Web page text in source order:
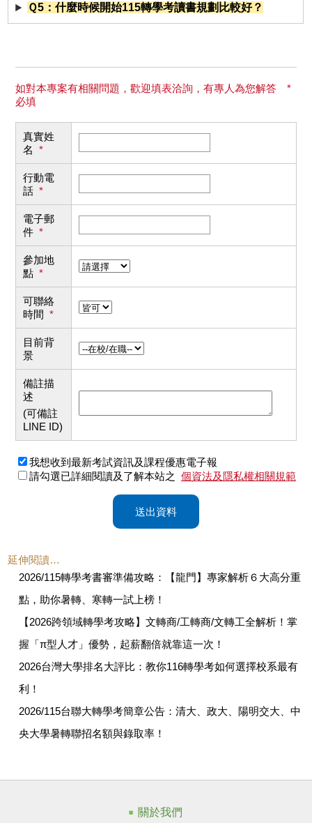
Ｑ5：什麼時候開始115轉學考讀書規劃比較好？
如對本專案有相關問題，歡迎填表洽詢，有專人為您解答 *
必填
真實姓
名 *
行動電
話 *
電子郵
件 *
參加地
點 *
可聯絡
時間 *
目前背
景
備註描
述
(可備註
LINE ID)
我想收到最新考試資訊及課程優惠電子報
請勾選已詳細閱讀及了解本站之 個資法及隱私權相關規範
送出資料
延伸閱讀…
2026/115轉學考書審準備攻略：【龍門】專家解析６大高分重
點，助你暑轉、寒轉一試上榜！
【2026跨領域轉學考攻略】文轉商/工轉商/文轉工全解析！掌
握「π型人才」優勢，起薪翻倍就靠這一次！
2026台灣大學排名大評比：教你116轉學考如何選擇校系最有
利！
2026/115台聯大轉學考簡章公告：清大、政大、陽明交大、中
央大學暑轉聯招名額與錄取率！
關於我們